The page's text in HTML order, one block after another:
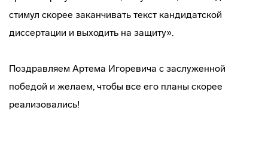
стимул скорее заканчивать текст кандидатской
диссертации и выходить на защиту».
Поздравляем Артема Игоревича с заслуженной
победой и желаем, чтобы все его планы скорее
реализовались!